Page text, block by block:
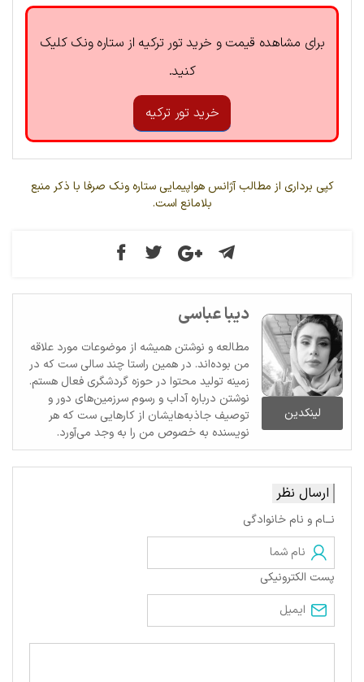
برای مشاهده قیمت و خرید تور ترکیه از ستاره ونک کلیک
کنید.
خرید تور ترکیه
کپی برداری از مطالب آژانس هواپیمایی ستاره ونک صرفا با ذکر منبع
بلامانع است.
لینکدین
دیبا عباسی
مطالعه و نوشتن همیشه از موضوعات مورد علاقه
من بوده‌اند. در همین راستا چند سالی ست که در
زمینه تولید محتوا در حوزه گردشگری فعال هستم.
نوشتن درباره آداب و رسوم سرزمین‌های دور و
توصیف جاذبه‌هایشان از کارهایی ست که هر
نویسنده به خصوص من را به وجد می‌آورد.
ارسال نظر
نــام و نام خانوادگی
پست الکترونیکی